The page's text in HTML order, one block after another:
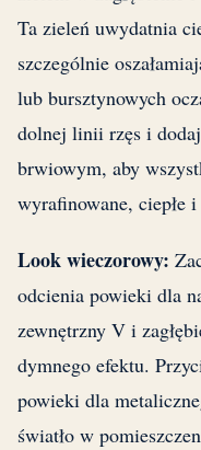
Ta zieleń uwydatnia
szczególnie
lub bursztynowych
dolnej linii rzęs i
brwiowym, aby
wyrafinowane, ciepłe
Look wieczorowy:
odcienia powieki dla
zewnętrzny V i
dymnego efektu.
powieki dla
światło w